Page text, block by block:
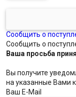
Сообщить о
Сообщить о
Ваша просьба
Вы получите
на указанные Вами
Ваш E-Mail